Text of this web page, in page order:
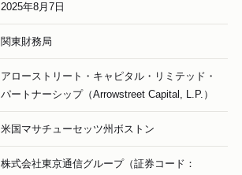
2025年8月7日
関東財務局
アローストリート・キャピタル・リミテッド・
パートナーシップ（Arrowstreet Capital, L.P.）
米国マサチューセッツ州ボストン
株式会社東京通信グループ（証券コード：